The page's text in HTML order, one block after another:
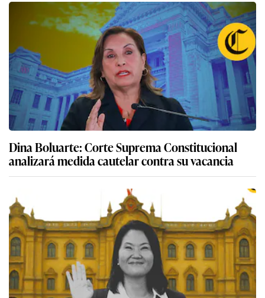
Dina Boluarte: Corte Suprema Constitucional
analizará medida cautelar contra su vacancia